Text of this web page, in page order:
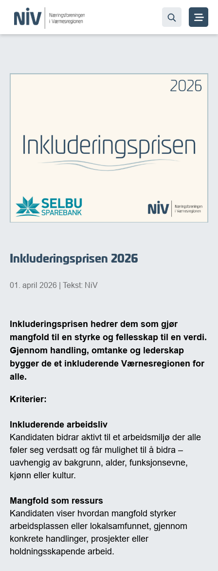
Inkluderingsprisen 2026
01. april 2026 | Tekst: NiV
Inkluderingsprisen hedrer dem som gjør
mangfold til en styrke og fellesskap til en verdi.
Gjennom handling, omtanke og lederskap
bygger de et inkluderende Værnesregionen for
alle.
Kriterier:
Inkluderende arbeidsliv
Kandidaten bidrar aktivt til et arbeidsmiljø der alle
føler seg verdsatt og får mulighet til å bidra –
uavhengig av bakgrunn, alder, funksjonsevne,
kjønn eller kultur.
Mangfold som ressurs
Kandidaten viser hvordan mangfold styrker
arbeidsplassen eller lokalsamfunnet, gjennom
konkrete handlinger, prosjekter eller
holdningsskapende arbeid.